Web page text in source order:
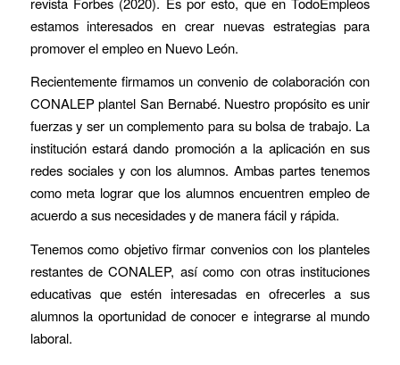
estamos interesados en crear nuevas estrategias para
promover el empleo en Nuevo León.
Recientemente firmamos un convenio de colaboración con
CONALEP plantel San Bernabé. Nuestro propósito es unir
fuerzas y ser un complemento para su bolsa de trabajo. La
institución estará dando promoción a la aplicación en sus
redes sociales y con los alumnos. Ambas partes tenemos
como meta lograr que los alumnos encuentren empleo de
acuerdo a sus necesidades y de manera fácil y rápida.
Tenemos como objetivo firmar convenios con los planteles
restantes de CONALEP, así como con otras instituciones
educativas que estén interesadas en ofrecerles a sus
alumnos la oportunidad de conocer e integrarse al mundo
laboral.